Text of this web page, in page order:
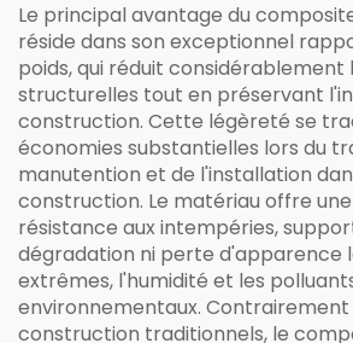
Le principal avantage du
réside dans son exceptionnel
poids, qui réduit considérablement
structurelles tout en préservant
construction. Cette légèreté se
économies substantielles lors du
manutention et de l'installation
construction. Le matériau offre
résistance aux intempéries,
dégradation ni perte d'apparence
extrêmes, l'humidité et les
environnementaux. Contrairement
construction traditionnels, le